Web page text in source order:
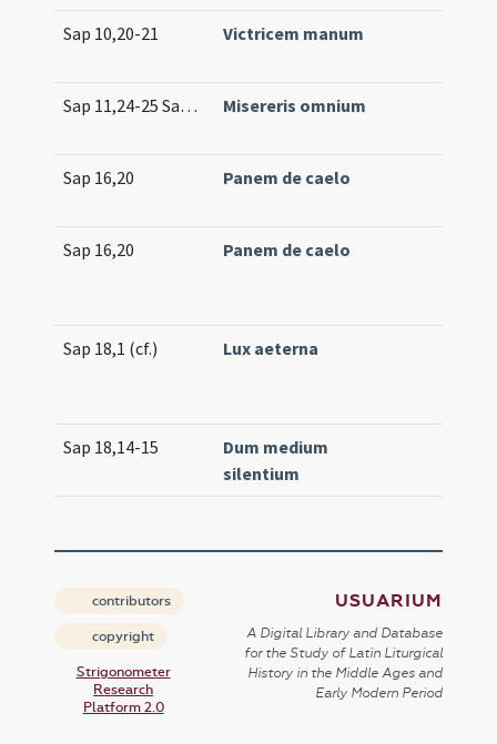
Sap 10,20-21 Victricem manum
Sap 11,24-25 Sap 11,27 Misereris omnium
Sap 16,20 Panem de caelo
Sap 16,20 Panem de caelo
Sap 18,1 (cf.) Lux aeterna
Sap 18,14-15
Dum medium
silentium
contributors
copyright
Strigonometer
Research
Platform 2.0
USUARIUM
A Digital Library and Database
for the Study of Latin Liturgical
History in the Middle Ages and
Early Modern Period